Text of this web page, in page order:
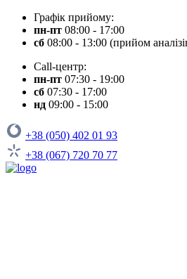
Графік прийому:
пн-пт 08:00 - 17:00
сб 08:00 - 13:00 (прийом
Call-центр:
пн-пт 07:30 - 19:00
сб 07:30 - 17:00
нд 09:00 - 15:00
+38 (050) 402 01 93
+38 (067) 720 70 77